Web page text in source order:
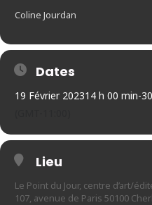
Coline Jourdan
Dates
19 Février 202314 h 00 min-
Lieu
Le Point du Jour, centre d’art/
107, avenue de Paris 50100